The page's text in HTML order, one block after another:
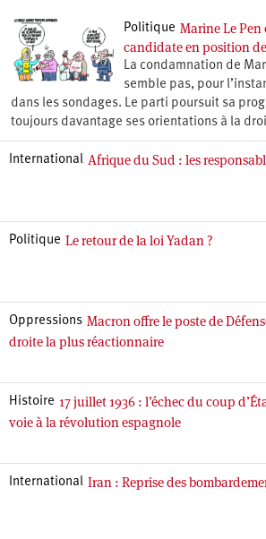
Politique Marine Le
candidate en position
La condamnation de
semble pas, pour
dans les sondages. Le parti poursuit sa
toujours davantage ses orientations à la
International Afrique du Sud : les
Politique Le retour de la loi Yadan ?
Oppressions Macron offre le poste de
droite la plus réactionnaire
Histoire 17 juillet 1936 : l’échec du coup
voie à la révolution espagnole
International Iran : Reprise des